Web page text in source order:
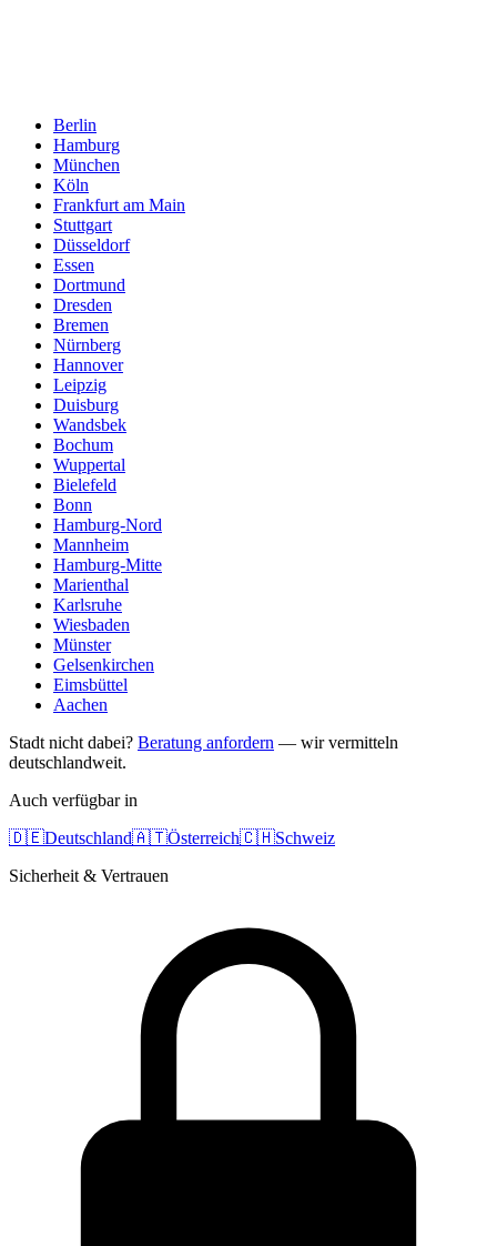
Berlin
Hamburg
München
Köln
Frankfurt am Main
Stuttgart
Düsseldorf
Essen
Dortmund
Dresden
Bremen
Nürnberg
Hannover
Leipzig
Duisburg
Wandsbek
Bochum
Wuppertal
Bielefeld
Bonn
Hamburg-Nord
Mannheim
Hamburg-Mitte
Marienthal
Karlsruhe
Wiesbaden
Münster
Gelsenkirchen
Eimsbüttel
Aachen
Stadt nicht dabei? Beratung anfordern — wir vermitteln
deutschlandweit.
Auch verfügbar in
🇩🇪Deutschland🇦🇹Österreich🇨🇭Schweiz
Sicherheit & Vertrauen